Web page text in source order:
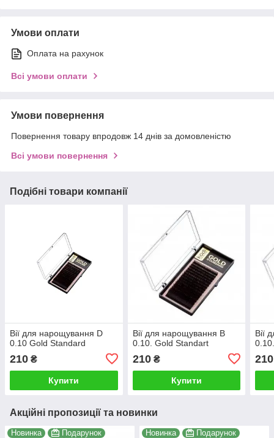
Умови оплати
Оплата на рахунок
Всі умови оплати
Умови повернення
Повернення товару впродовж 14 днів за домовленістю
Всі умови повернення
Подібні товари компанії
Вії для нарощування D
0.10 Gold Standard
210 ₴
Купити
Вії для нарощування B
0.10. Gold Standart
210₴
Купити
Вії
210
Акційні пропозиції та новинки
Новинка Подарунок Новинка Подарунок